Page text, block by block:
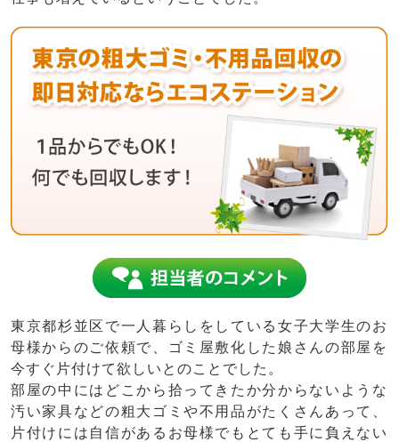
東京都杉並区 で一人暮らしをしている女子大学生のお
母様からのご依頼で、ゴミ屋敷化した娘さんの部屋を
今すぐ片付けて欲しいとのことでした。
部屋の中にはどこから拾ってきたか分からないような
汚い家具などの粗大ゴミや不用品がたくさんあって、
片付けには自信があるお母様でもとても手に負えない